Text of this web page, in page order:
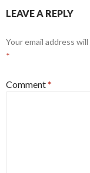
LEAVE A REPLY
Your email address
*
Comment*